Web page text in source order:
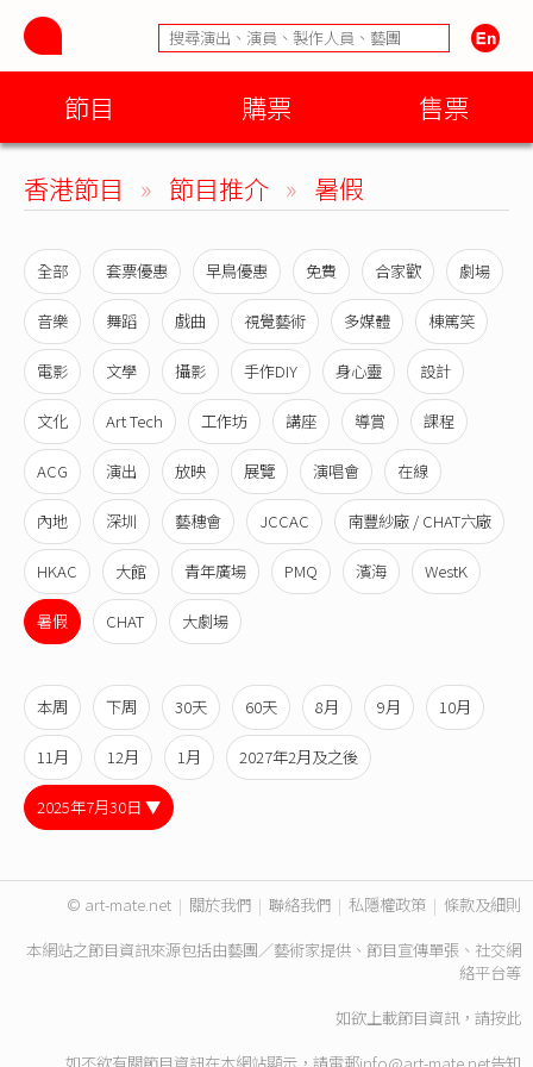
節目 購票 售票
香港節目 » 節目推介 » 暑假
全部 套票優惠 早鳥優惠 免費 合家歡 劇場
音樂 舞蹈 戲曲 視覺藝術 多媒體 棟篤笑
電影 文學 攝影 手作DIY 身心靈 設計
文化 Art Tech 工作坊 講座 導賞 課程
ACG 演出 放映 展覽 演唱會 在線
內地 深圳 藝穗會 JCCAC 南豐紗廠 / CHAT六廠
HKAC 大館 青年廣場 PMQ 濱海 WestK
暑假 CHAT 大劇場
本周 下周 30天 60天 8月 9月 10月
11月 12月 1月 2027年2月及之後
2025年7月30日 ▼
© art-mate.net | 關於我們 | 聯絡我們 | 私隱權政策 | 條款及細則
本網站之節目資訊來源包括由藝團／藝術家提供、節目宣傳單張、社交網
絡平台等
如欲上載節目資訊，請按此